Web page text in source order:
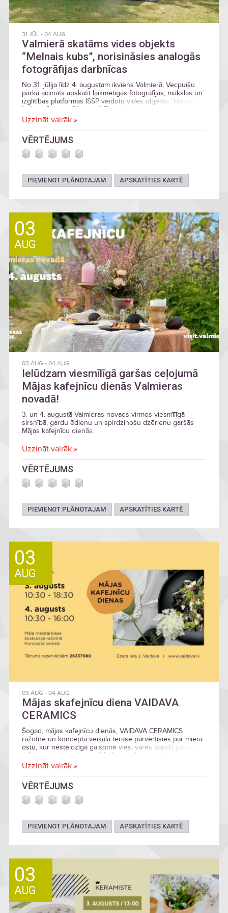
31 JŪL- 04 AUG
Valmierā skatāms vides objekts
“Melnais kubs”, norisināsies analogās
fotogrāfijas darbnīcas
No 31. jūlija līdz 4. augustam ikviens Valmierā, Vecpuišu
parkā aicināts apskatīt laikmetīgās fotogrāfijas, mākslas un
izglītības platformas ISSP veidoto vides objektu “Melnais
kubs – Camera Obscura”. Tāpat ikviens aicināts piedalīties
radošajās meistarklasēs.
Uzzināt vairāk »
VĒRTĒJUMS
PIEVIENOT PLĀNOTAJAM APSKATĪTIES KARTĒ
03
AUG
03 AUG - 04 AUG
Ielūdzam viesmīlīgā garšas ceļojumā
Mājas kafejnīcu dienās Valmieras
novadā!
3. un 4. augustā Valmieras novads virmos viesmīlīgā
sirsnībā, gardu ēdienu un spirdzinošu dzērienu garšās
Mājas kafejnīcu dienās.
Uzzināt vairāk »
VĒRTĒJUMS
PIEVIENOT PLĀNOTAJAM APSKATĪTIES KARTĒ
03
AUG
03 AUG - 04 AUG
Mājas skafejnīcu diena VAIDAVA
CERAMICS
Šogad, mājas kafejnīcu dienās, VAIDAVA CERAMICS
ražotne un koncepta veikala terase pārvērtīsies par miera
ostu, kur nesteidzīgā gaisotnē viesi varēs baudīt gardu
ēdienu, kas pasniegti uz Vaidavā radītajiem dizaina māla
traukiem.
Uzzināt vairāk »
VĒRTĒJUMS
PIEVIENOT PLĀNOTAJAM APSKATĪTIES KARTĒ
03
AUG